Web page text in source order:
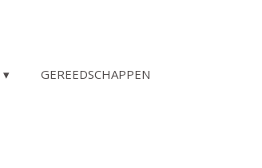
GEREEDSCHAPPEN